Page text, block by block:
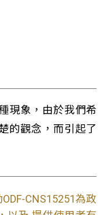
現象，由於我們希
的觀念，而引起了
CNS15251為政